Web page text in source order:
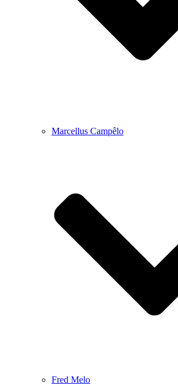
Marcellus Campêlo
Fred Melo